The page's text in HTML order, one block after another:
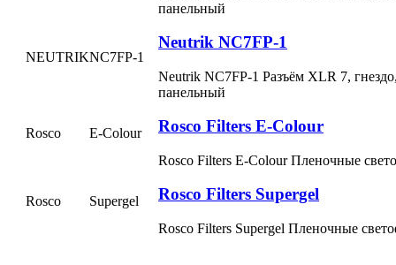
панельный
NEUTRIKNC7FP-1
Neutrik NC7FP-1
Neutrik NC7FP-1 Разъём XLR 7,
панельный
Rosco E-Colour Rosco Filters E-Colour
Rosco Filters E-Colour Пленочные
Rosco Supergel Rosco Filters Supergel
Rosco Filters Supergel Пленочные